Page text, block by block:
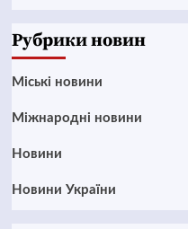
Рубрики новин
Mіські новини
Міжнародні новини
Новини
Новини України